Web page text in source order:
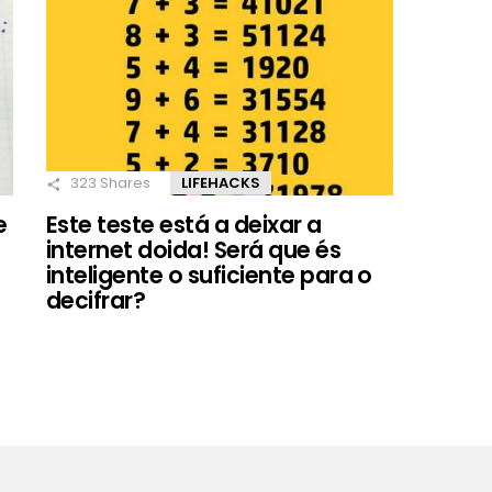
323 Shares LIFEHACKS
Este teste está a deixar a
internet doida! Será que és
inteligente o suficiente para o
decifrar?